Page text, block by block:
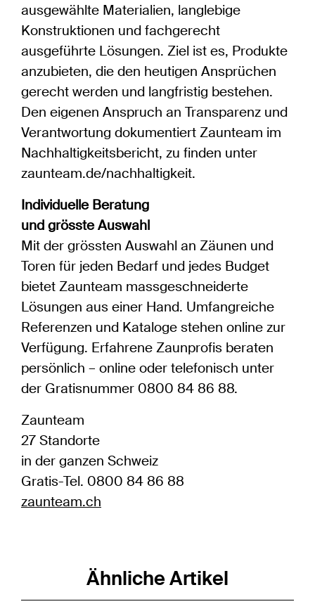
ausgewählte Materialien, langlebige
Konstruktionen und fachgerecht
ausgeführte Lösungen. Ziel ist es, Produkte
anzubieten, die den heutigen Ansprüchen
gerecht werden und langfristig bestehen.
Den eigenen Anspruch an Transparenz und
Verantwortung dokumentiert Zaunteam im
Nachhaltigkeitsbericht, zu finden unter
zaunteam.de/nachhaltigkeit.
Individuelle Beratung
und grösste Auswahl
Mit der grössten Auswahl an Zäunen und
Toren für jeden Bedarf und jedes Budget
bietet Zaunteam massgeschneiderte
Lösungen aus einer Hand. Umfangreiche
Referenzen und Kataloge stehen online zur
Verfügung. Erfahrene Zaunprofis beraten
persönlich – online oder telefonisch unter
der Gratisnummer 0800 84 86 88.
Zaunteam
27 Standorte
in der ganzen Schweiz
Gratis-Tel. 0800 84 86 88
zaunteam.ch
Ähnliche Artikel